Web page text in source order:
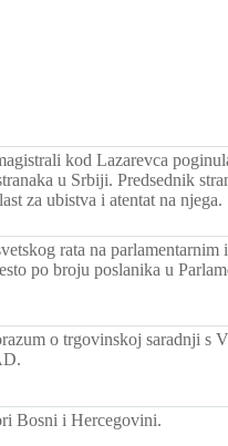
kod Lazarevca
u Srbiji. Predsednik
za ubistva i atentat na njega.
rata na
po broju poslanika u
o trgovinskoj saradnji s
Bosni i Hercegovini.